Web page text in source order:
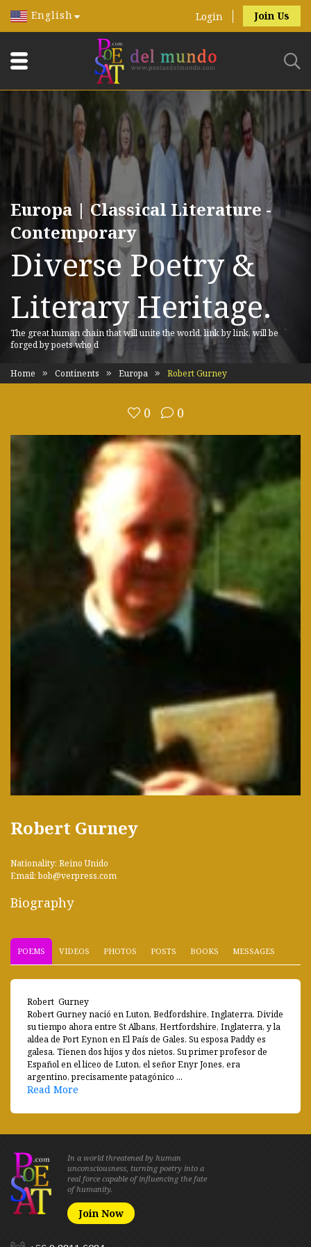
English Login Join Us
Europa | Classical Literature -
Contemporary
Diverse Poetry &
Literary Heritage.
The great human chain that will unite the world, link by link, will be
forged by poets who d
Home Continents Europa Robert Gurney
0 0
Robert Gurney
Nationality: Reino Unido
Email: bob@verpress.com
Biography
POEMS VIDEOS PHOTOS POSTS BOOKS MESSAGES
Robert Gurney
Robert Gurney nació en Luton, Bedfordshire, Inglaterra. Divide
su tiempo ahora entre St Albans, Hertfordshire, Inglaterra, y la
aldea de Port Eynon en El País de Gales. Su esposa Paddy es
galesa. Tienen dos hijos y dos nietos. Su primer profesor de
Español en el liceo de Luton, el señor Enyr Jones, era
argentino, precisamente patagónico ...
Read More
In a world threatened by human
unconsciousness, turning poetry into a
real force capable of influencing the fate
of humanity.
Join Now